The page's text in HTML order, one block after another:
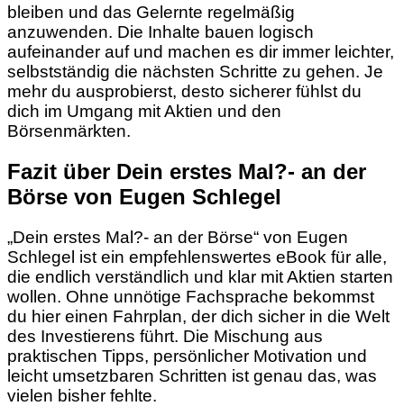
bleiben und das Gelernte regelmäßig
anzuwenden. Die Inhalte bauen logisch
aufeinander auf und machen es dir immer leichter,
selbstständig die nächsten Schritte zu gehen. Je
mehr du ausprobierst, desto sicherer fühlst du
dich im Umgang mit Aktien und den
Börsenmärkten.
Fazit über Dein erstes Mal?- an der
Börse von Eugen Schlegel
„Dein erstes Mal?- an der Börse“ von Eugen
Schlegel ist ein empfehlenswertes eBook für alle,
die endlich verständlich und klar mit Aktien starten
wollen. Ohne unnötige Fachsprache bekommst
du hier einen Fahrplan, der dich sicher in die Welt
des Investierens führt. Die Mischung aus
praktischen Tipps, persönlicher Motivation und
leicht umsetzbaren Schritten ist genau das, was
vielen bisher fehlte.